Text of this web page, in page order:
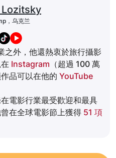
，乌克兰
之外，他還熱衷於旅行攝影
Instagram （超過 100 萬
品可以在他的 YouTube
電影行業最受歡迎和最具
曾在全球電影節上獲得 51 項